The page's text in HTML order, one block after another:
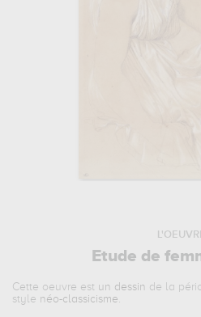
Etude de
Cette oeuvre est un dessin de la
style néo-classicisme.